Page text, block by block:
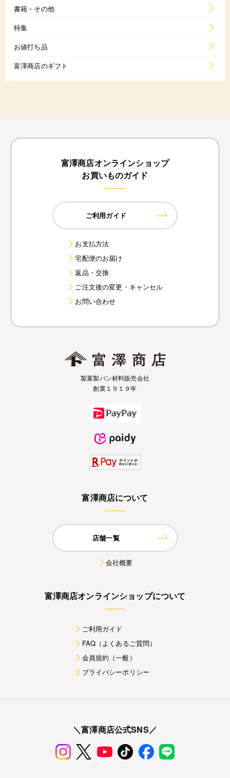
書籍・その他
特集
お値打ち品
富澤商店のギフト
富澤商店オンラインショップ
お買いものガイド
ご利用ガイド
お支払方法
宅配便のお届け
返品・交換
ご注文後の変更・キャンセル
お問い合わせ
製菓製パン材料販売会社
創業１９１９年
富澤商店について
店舗一覧
会社概要
富澤商店オンラインショップについて
ご利用ガイド
FAQ（よくあるご質問）
会員規約（一般）
プライバシーポリシー
＼富澤商店公式SNS／